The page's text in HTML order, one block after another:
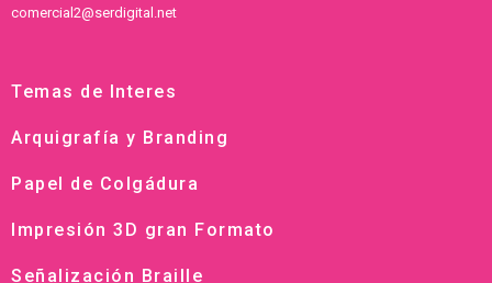
comercial2@serdigital.net
Temas de Interes
Arquigrafía y Branding
Papel de Colgádura
Impresión 3D gran Formato
Señalización Braille